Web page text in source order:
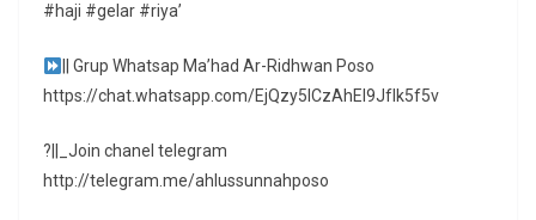
#haji #gelar #riya’
|| Grup Whatsap Ma’had Ar-Ridhwan Poso
https://chat.whatsapp.com/EjQzy5ICzAhEl9JfIk5f5v
?||_Join chanel telegram
http://telegram.me/ahlussunnahposo